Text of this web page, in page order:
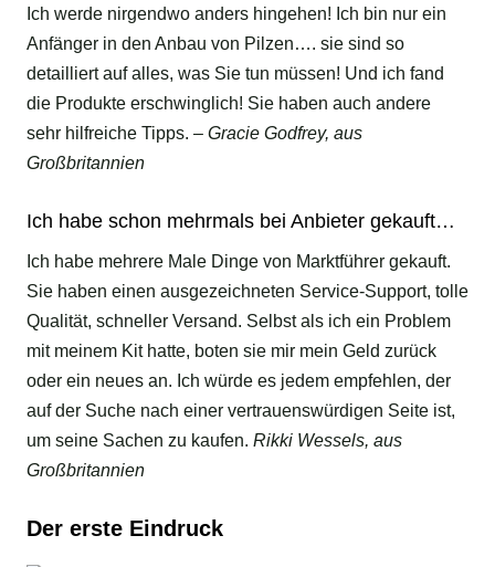
Ich werde nirgendwo anders hingehen! Ich bin nur ein
Anfänger in den Anbau von Pilzen…. sie sind so
detailliert auf alles, was Sie tun müssen! Und ich fand
die Produkte erschwinglich! Sie haben auch andere
sehr hilfreiche Tipps. – Gracie Godfrey, aus
Großbritannien
Ich habe schon mehrmals bei Anbieter gekauft…
Ich habe mehrere Male Dinge von Marktführer gekauft.
Sie haben einen ausgezeichneten Service-Support, tolle
Qualität, schneller Versand. Selbst als ich ein Problem
mit meinem Kit hatte, boten sie mir mein Geld zurück
oder ein neues an. Ich würde es jedem empfehlen, der
auf der Suche nach einer vertrauenswürdigen Seite ist,
um seine Sachen zu kaufen. Rikki Wessels, aus
Großbritannien
Der erste Eindruck